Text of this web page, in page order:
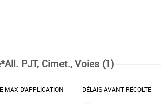
PJT, Cimet., Voies (1)
MAX D'APPLICATION DÉLAIS AVANT RÉCOLTE